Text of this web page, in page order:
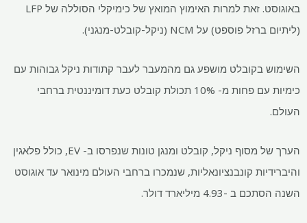
באוגוסט. זאת למרות האימוץ המואץ של כימיקלי הסוללה של LFP
(ליתיום ברזל פוספט) על NCM (ניקל-קובלט-מנגני).
השימוש בקובלט מושפע גם מהמעבר לעבר קתודות ניקל גבוהות עם
כימיות עם פחות מ- 10% תכולת קובלט כעת דומיננטית ברחבי
העולם.
הערך של מסוף ניקל, קובלט ומנגן טונות שנפרסו ב- EV, כולל פלאגין
והיברידיות קונבנציונאליות, שנמכרו ברחבי העולם מינואר עד אוגוסט
השנה הסתכם ב -4.93 מיליארד דולר.